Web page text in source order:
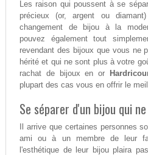
Les raison qui poussent à se
précieux (or, argent ou
changement de bijou à la
pouvez également tout
revendant des bijoux que vous ne
hérité et qui ne sont plus à votre
rachat de bijoux en or
plupart des cas vous en offrir le
Se séparer d'un bijou qui
Il arrive que certaines personnes
ami ou à un membre de leur
l'esthétique de leur bijou plaira